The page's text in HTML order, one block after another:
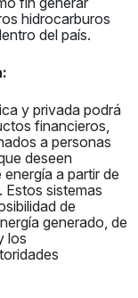
hidrocarburos
del país.
y privada podrá
financieros,
a personas
deseen
a partir de
sistemas
de
generado, de
los